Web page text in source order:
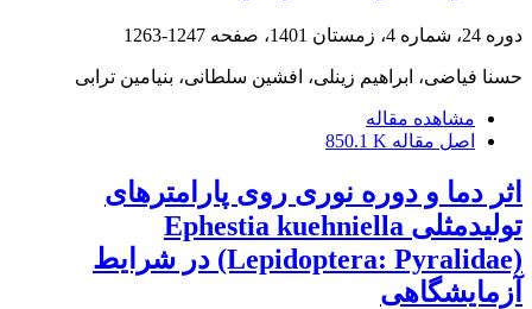
دوره 24، شماره 4، زمستان 1401، صفحه 1247-1263
حسنا فیاضی، ابراهیم زینلی، افشین سلطانی، بنیامین ترابی
مشاهده مقاله
اصل مقاله 850.1 K
اثر دما و دوره نوری روی پارامترهای
تولیدمثلی Ephestia kuehniella
(Lepidoptera: Pyralidae) در شرایط
آزمایشگاهی